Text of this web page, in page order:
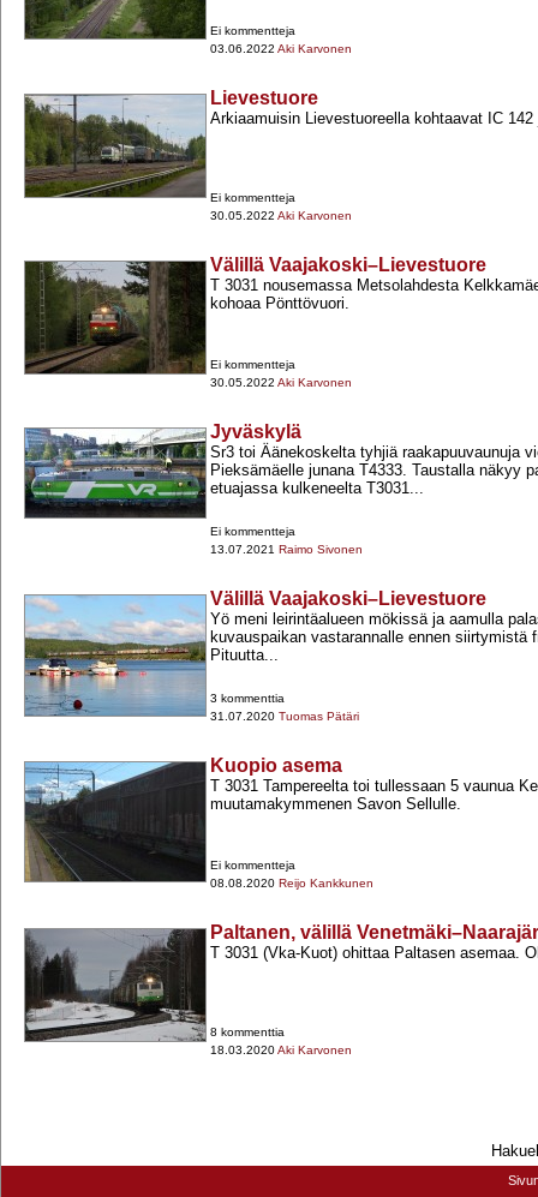
Ei kommentteja
03.06.2022 Aki Karvonen
Lievestuore
Arkiaamuisin Lievestuoreella kohtaavat IC 142
Ei kommentteja
30.05.2022 Aki Karvonen
Välillä Vaajakoski–Lievestuore
T 3031 nousemassa Metsolahdesta
kohoaa Pönttövuori.
Ei kommentteja
30.05.2022 Aki Karvonen
Jyväskylä
Sr3 toi Äänekoskelta tyhjiä raakapuuvaunuja
Pieksämäelle junana T4333. Taustalla näkyy
etuajassa kulkeneelta T3031...
Ei kommentteja
13.07.2021 Raimo Sivonen
Välillä Vaajakoski–Lievestuore
Yö meni leirintäalueen mökissä ja aamulla
kuvauspaikan vastarannalle ennen siirtymistä
Pituutta...
3 kommenttia
31.07.2020 Tuomas Pätäri
Kuopio asema
T 3031 Tampereelta toi tullessaan 5 vaunua
muutamakymmenen Savon Sellulle.
Ei kommentteja
08.08.2020 Reijo Kankkunen
Paltanen, välillä
T 3031 (Vka-​Kuot) ohittaa Paltasen asemaa.
8 kommenttia
18.03.2020Aki Karvonen